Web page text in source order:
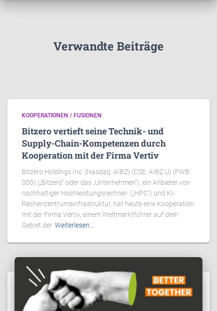
Verwandte Beiträge
KOOPERATIONEN / FUSIONEN
Bitzero vertieft seine Technik- und
Supply-Chain-Kompetenzen durch
Kooperation mit der Firma Vertiv
Bitzero Holdings Inc. (Nasdaq: AIBZ) (CSE: AIBZ.U) (FWB:
000) („Bitzero“ oder das „Unternehmen“), ein Anbieter von
nachhaltiger Hochleistungsrechner- („HPC“) und KI-
Rechenzentrumsinfrastruktur, hat heute eine Kooperation
mit der Firma Vertiv, einem Weltmarktführer auf dem
Gebiet der Weiterlesen…